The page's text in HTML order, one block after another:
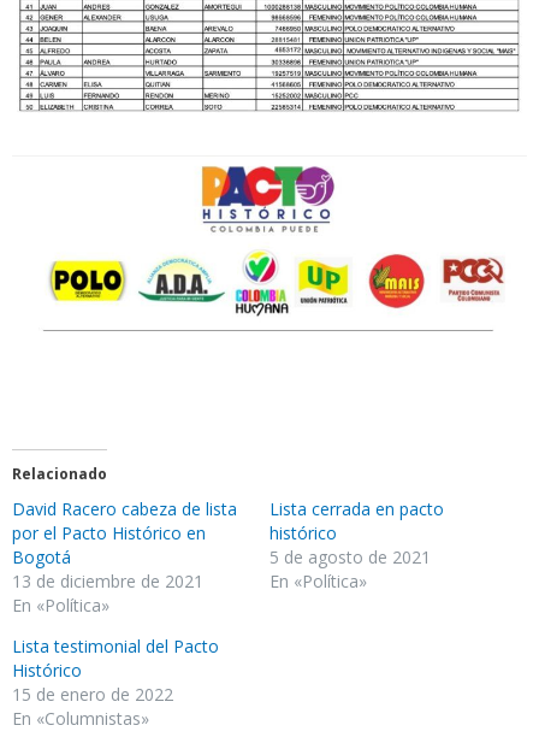
Relacionado
David Racero cabeza de lista
por el Pacto Histórico en
Bogotá
13 de diciembre de 2021
En «Política»
Lista cerrada en pacto
histórico
5 de agosto de 2021
En «Política»
Lista testimonial del Pacto
Histórico
15 de enero de 2022
En «Columnistas»